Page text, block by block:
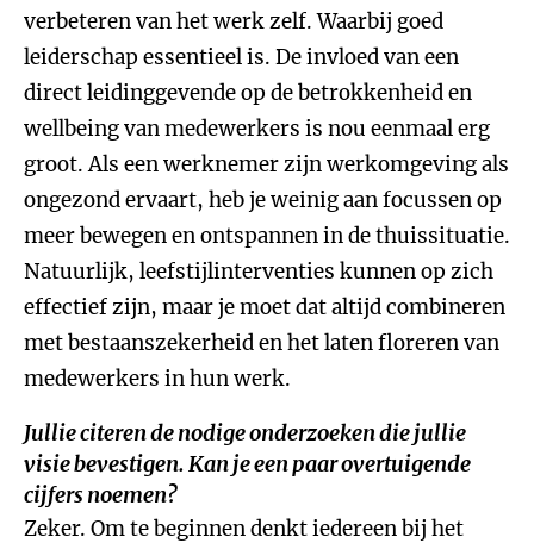
verbeteren van het werk zelf. Waarbij goed
leiderschap essentieel is. De invloed van een
direct leidinggevende op de betrokkenheid en
wellbeing van medewerkers is nou eenmaal erg
groot. Als een werknemer zijn werkomgeving als
ongezond ervaart, heb je weinig aan focussen op
meer bewegen en ontspannen in de thuissituatie.
Natuurlijk, leefstijlinterventies kunnen op zich
effectief zijn, maar je moet dat altijd combineren
met bestaanszekerheid en het laten floreren van
medewerkers in hun werk.
Jullie citeren de nodige onderzoeken die jullie
visie bevestigen. Kan je een paar overtuigende
cijfers noemen?
Zeker. Om te beginnen denkt iedereen bij het